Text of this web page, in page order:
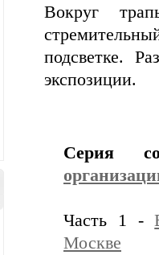
Вокруг
подсветке.
экспозиции.
Серия
Часть 1 -
Москве